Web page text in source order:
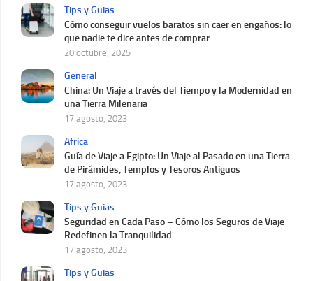
Tips y Guias
Cómo conseguir vuelos baratos sin caer en engaños: lo
que nadie te dice antes de comprar
20 octubre, 2025
General
China: Un Viaje a través del Tiempo y la Modernidad en
una Tierra Milenaria
17 agosto, 2023
Africa
Guía de Viaje a Egipto: Un Viaje al Pasado en una Tierra
de Pirámides, Templos y Tesoros Antiguos
17 agosto, 2023
Tips y Guias
Seguridad en Cada Paso – Cómo los Seguros de Viaje
Redefinen la Tranquilidad
17 agosto, 2023
Tips y Guias